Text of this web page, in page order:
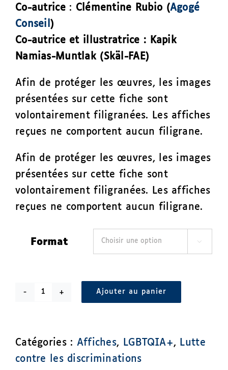
Co-autrice: Clémentine Rubio (Agogé
Conseil )
Co-autrice et illustratrice : Kapik
Namias-Muntlak (Skäl-FAE)
Afin de protéger les œuvres, les images
présentées sur cette fiche sont
volontairement filigranées. Les affiches
reçues ne comportent aucun filigrane.
Afin de protéger les œuvres, les images
présentées sur cette fiche sont
volontairement filigranées. Les affiches
reçues ne comportent aucun filigrane.
Format 
-
Discriminations
Ajouter au panier
Catégories : Affiches, LGBTQIA+, Lutte
contre les discriminations